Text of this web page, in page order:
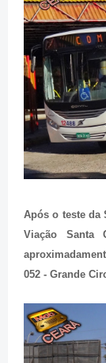
Após o teste da
Viação Santa
052 - Grande